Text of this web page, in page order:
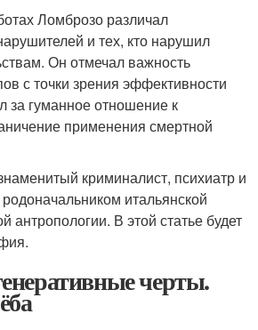
Ломброзо различал
и тех, кто нарушил
Он отмечал важность
с точки зрения эффективности
за гуманное отношение к
применения смертной
криминалист, психиатр и
итальянской
антропологии. В этой статье будет
черты.